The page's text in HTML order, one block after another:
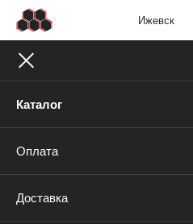
Ижевск
Каталог
Оплата
Доставка